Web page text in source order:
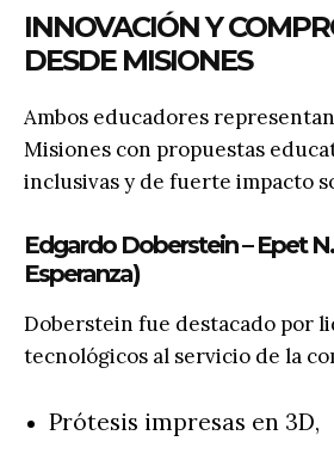
INNOVACIÓN Y
DESDE MISIONES
Ambos educadores
Misiones con propuestas
inclusivas y de fuerte impacto
Edgardo Doberstein – Epet
Esperanza)
Doberstein fue destacado por
tecnológicos al servicio de la
Prótesis impresas en 3D,